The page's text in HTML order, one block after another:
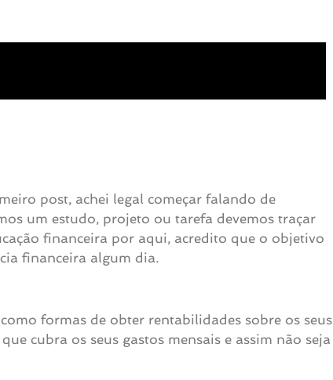
post, achei legal começar falando de
um estudo, projeto ou tarefa devemos traçar
financeira por aqui, acredito que o objetivo
financeira algum dia.
formas de obter rentabilidades sobre os seus
cubra os seus gastos mensais e assim não seja